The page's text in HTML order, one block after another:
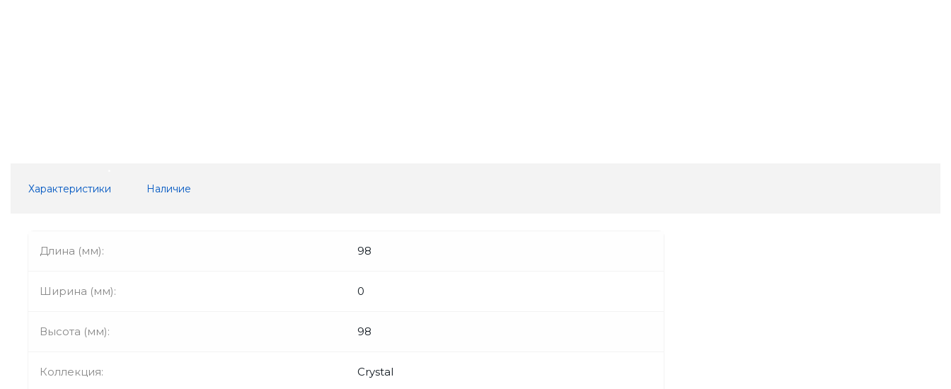
Характеристики Наличие
Длина (мм): 98
Ширина (мм): 0
Высота (мм): 98
Коллекция: Crystal